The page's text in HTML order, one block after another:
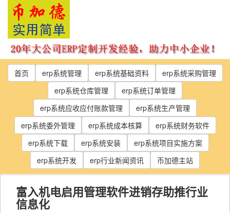
Skip
content
首页 erp系统管理 erp系统基础资料
erp系统采购管理
erp系统仓库管理
erp系统订单管理
erp系统应收应付账款管理
erp系统生产管理
erp系统委外管理
erp系统成本核算
erp系统财务软件
erp系统下载
erp系统安装
erp系统项目实施方案
erp系统开发
erp行业新闻资讯 币加德主站
富入机电启用管理软件进销存助推行业
信息化